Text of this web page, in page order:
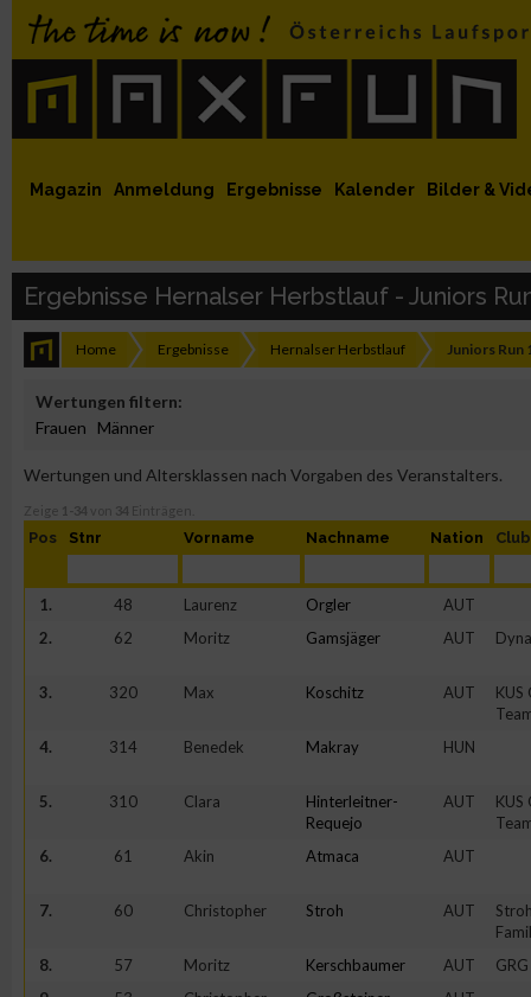
MaxFun Newsletter abonnieren
MaxFun auf Instagram
MaxFun auf Twitter
auf Youtube
auf Facebook
Magazin Anmeldung Ergebnisse Kalender Bilder &
Ergebnisse Hernalser Herbstlauf - Juniors
Home Ergebnisse Hernalser Herbstlauf Juniors Run
Wertungen filtern:
Frauen
Männer
Wertungen und Altersklassen nach Vorgaben des Veranstalters.
Zeige 1-34 von 34 Einträgen.
Pos Stnr Vorname Nachname Nation
1. 48 Laurenz Orgler AUT
2.
62 Moritz Gamsjäger AUT
3. 320 Max Koschitz AUT
KUS
4. 314 Benedek Makray HUN
5. 310 Clara
Hinterleitner-
Requejo
AUT
KUS
6. 61 Akin Atmaca AUT
7. 60 Christopher Stroh AUT
8. 57 Moritz Kerschbaumer AUT